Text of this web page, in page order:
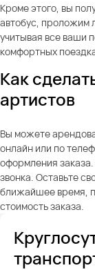
Кроме этого, вы
автобус, проложим
учитывая все ваши
комфортных
Как
артистов
Вы можете
онлайн или по
оформления
звонка. Оставьте
ближайшее время,
стоимость заказа.